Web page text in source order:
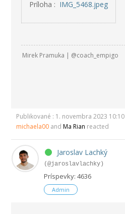
Príloha : IMG_5468.jpeg
Mirek Pramuka | @coach_empigo
Publikované : 1. novembra 2023 10:10
michaela00 andMa Rian reacted
Jaroslav Lachký
(@jaroslavlachky)
Príspevky: 4636
Admin